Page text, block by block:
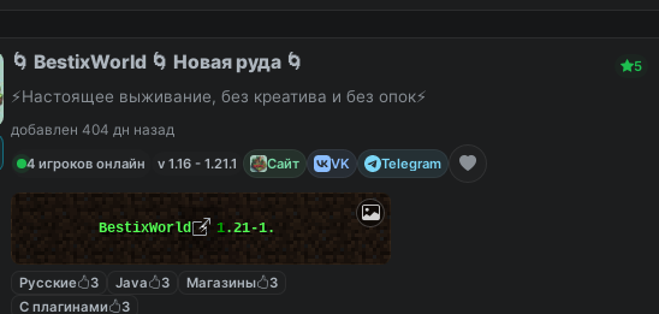
🌀 BestixWorld 🌀 Новая руда 🌀 5
⚡️Настоящее выживание, без креатива и без опок⚡️
добавлен 404 дн назад
4 игроков онлайн
v 1.16 - 1.21.1 Сайт VK Telegram
BestixWorld⚡ 1.21-1.
Русские 3 Java 3 Магазины
3
С плагинами
3